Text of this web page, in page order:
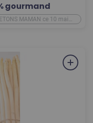
gourmand
MAMAN ce 10 mai